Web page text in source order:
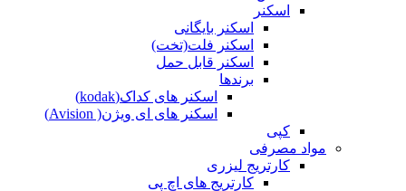
اسکنر
اسکنر بایگانی
اسکنر فلت(تخت)
اسکنر قابل حمل
برندها
اسکنر های کداک(kodak)
اسکنر های ای ویژن( Avision)
کپی
مواد مصرفی
کارتریج لیزری
کارتریج های اچ پی